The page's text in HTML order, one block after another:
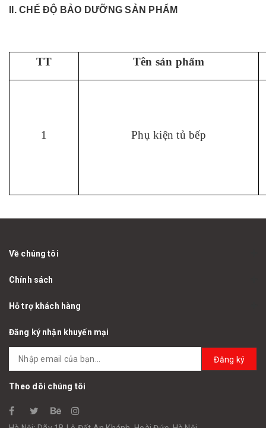
II. CHẾ ĐỘ BẢO DƯỠNG SẢN PHẨM
TT Tên sản phẩm
1 Phụ kiện tủ bếp
Về chúng tôi
Chính sách
Hỗ trợ khách hàng
Đăng ký nhận khuyến mại
Đăng ký
Theo dõi chúng tôi